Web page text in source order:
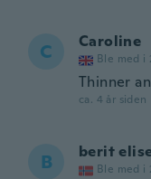
C Caroline
Ble med i
Thinner
ca. 4 år siden
B berit
Ble med i